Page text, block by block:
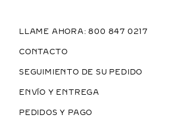
LLAME AHORA: 800 847 0217
CONTACTO
SEGUIMIENTO DE SU PEDIDO
ENVÍO Y ENTREGA
PEDIDOS Y PAGO